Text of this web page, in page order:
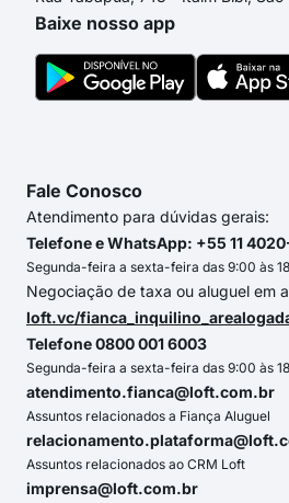
Baixe nosso app
Fale Conosco
Atendimento para dúvidas gerais:
Telefone e WhatsApp: +55 11
Segunda-feira a sexta-feira das 9:00 às
Negociação de taxa ou aluguel em
loft.vc/
Telefone 0800 001 6003
Segunda-feira a sexta-feira das 9:00 às
atendimento.fianca@loft.com.br
Assuntos relacionados a Fiança Aluguel
Assuntos relacionados ao CRM Loft
imprensa@loft.com.br